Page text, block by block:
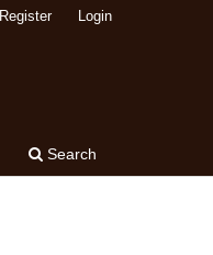
Search
Register Login